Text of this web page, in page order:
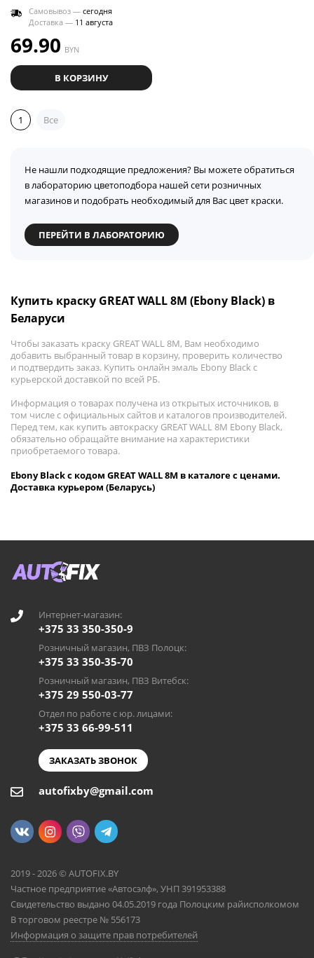
Самовывоз — сегодня
Доставка — 11 августа
69.90 BYN
В КОРЗИНУ
1 Все
Не нашли подходящие предложения? Вы можете обратиться
в лабораторию цветоподбора нашей сети розничных
магазинов и подобрать необходимый для Вас цвет краски.
ПЕРЕЙТИ В ЛАБОРАТОРИЮ
Купить краску GREAT WALL 8M (Ebony Black) в
Беларуси
Чтобы заказать краску GREAT WALL 8M, Вам необходимо
добавить выбранный товар в корзину, проверить количество
и подтвердить заказ. Купить онлайн эмаль Ebony Black с
курьерской доставкой по всей РБ.
Информация о товарах получена из открытых источников, в
том числе с официальных сайтов и каталогов производителей.
Перед тем, как купить автокраску GREAT WALL 8M Ebony Black,
обязательно обращайте внимание на характеристики
приобретаемого товара.
Ebony Black с кодом GREAT WALL 8M в каталоге с ценами.
Доставка курьером (Беларусь)
Интернет-магазин:
+375 33 350-350-9
Розничный магазин, ПВЗ Полоцк:
+375 33 350-35-70
Розничный магазин, ПВЗ Витебск:
+375 29 550-03-77
Отдел по работе с юр. лицами:
+375 33 66-99-511
ЗАКАЗАТЬ ЗВОНОК
autofixby@gmail.com
2019 - 2026 © AUTOFIX.BY
Частное предприятие «Автосэлф», УНП 391953388
Свидетельство выдано 04.05.2019 года Полоцким райисполкомом
В торговом реестре № 556173
Информация о защите прав потребителей